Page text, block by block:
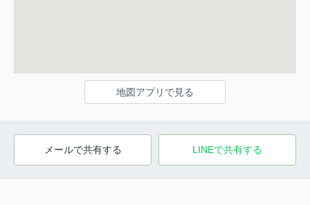
地図アプリで見る
メールで共有する LINEで共有する